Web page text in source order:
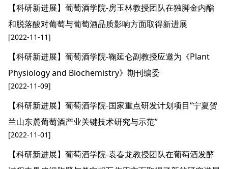
【科研新进展】葡萄酒学院-房玉林教授团队在独脚金内酯
和脱落酸对葡萄与葡萄酒品质影响方面取得新进展
[2022-11-11]
【科研新进展】葡萄酒学院-鞠延仑副教授应邀为《Plant
Physiology and Biochemistry》期刊编委
[2022-11-09]
【科研新进展】葡萄酒学院-国家重点研发计划项目“宁夏贺
兰山东麓葡萄酒产业关键技术研究与示范”
[2022-11-01]
【科研新进展】葡萄酒学院-袁春龙教授团队在葡萄酒发酵